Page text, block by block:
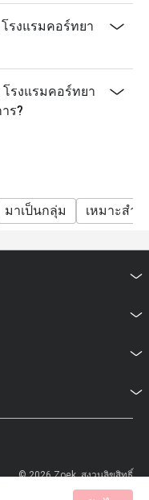
รงแรมคอร์ทยา
รงแรมคอร์ทยา
ร?
มาเป็นกลุ่ม เหมาะสำห
© 2026 Zoek. สงวนลิขสิทธิ์